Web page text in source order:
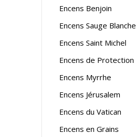
Encens Benjoin
Encens Sauge Blanche
Encens Saint Michel
Encens de Protection
Encens Myrrhe
Encens Jérusalem
Encens du Vatican
Encens en Grains